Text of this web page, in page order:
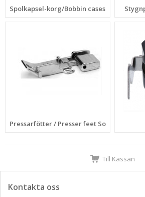
Spolkapsel-korg/Bobbin cases
Pressarfötter / Presser feet Sortering:
Till Kassan
Kontakta oss